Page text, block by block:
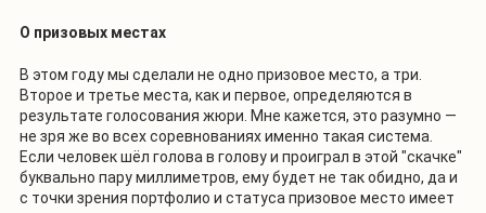
О призовых местах
В этом году мы сделали не одно призовое место, а три.
Второе и третье места, как и первое, определяются в
результате голосования жюри. Мне кажется, это разумно —
не зря же во всех соревнованиях именно такая система.
Если человек шёл голова в голову и проиграл в этой "скачке"
буквально пару миллиметров, ему будет не так обидно, да и
с точки зрения портфолио и статуса призовое место имеет